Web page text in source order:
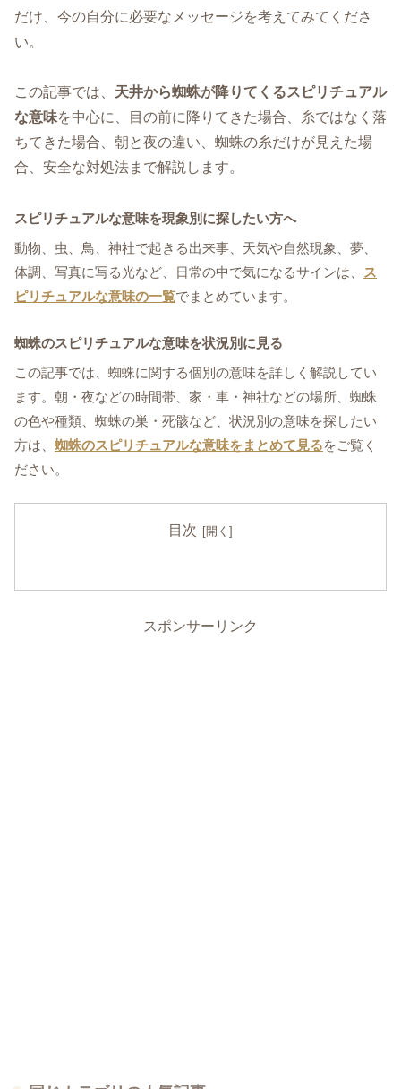
だけ、今の自分に必要なメッセージを考えてみてくださ
い。
この記事では、 天井から蜘蛛が降りてくるスピリチュアル
な意味を中心に、目の前に降りてきた場合、糸ではなく落
ちてきた場合、朝と夜の違い、蜘蛛の糸だけが見えた場
合、安全な対処法まで解説します。
スピリチュアルな意味を現象別に探したい方へ
動物、虫、鳥、神社で起きる出来事、天気や自然現象、夢、
体調、写真に写る光など、日常の中で気になるサインは、
ス
ピリチュアルな意味の一覧でまとめています。
蜘蛛のスピリチュアルな意味を状況別に見る
この記事では、蜘蛛に関する個別の意味を詳しく解説してい
ます。朝・夜などの時間帯、家・車・神社などの場所、蜘蛛
の色や種類、蜘蛛の巣・死骸など、状況別の意味を探したい
方は、 蜘蛛のスピリチュアルな意味をまとめて見るをご覧く
ださい。
目次
スポンサーリンク